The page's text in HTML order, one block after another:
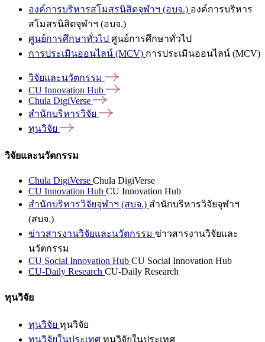
องค์การบริหารสโมสรนิสิตจุฬาฯ (อบจ.) องค์การบริหาร
สโมสรนิสิตจุฬาฯ (อบจ.)
ศูนย์การศึกษาทั่วไป ศูนย์การศึกษาทั่วไป
การประเมินออนไลน์ (MCV) การประเมินออนไลน์ (MCV)
วิจัยและนวัตกรรม
CU Innovation Hub
Chula DigiVerse
สำนักบริหารวิจัย
ทุนวิจัย
วิจัยและนวัตกรรม
Chula DigiVerse Chula DigiVerse
CU Innovation Hub CU Innovation Hub
สำนักบริหารวิจัยจุฬาฯ (สบจ.) สำนักบริหารวิจัยจุฬาฯ
(สบจ.)
ข่าวสารงานวิจัยและนวัตกรรม ข่าวสารงานวิจัยและ
นวัตกรรม
CU Social Innovation Hub CU Social Innovation Hub
CU-Daily Research CU-Daily Research
ทุนวิจัย
ทุนวิจัย ทุนวิจัย
ทุนวิจัยในประเทศ ทุนวิจัยในประเทศ